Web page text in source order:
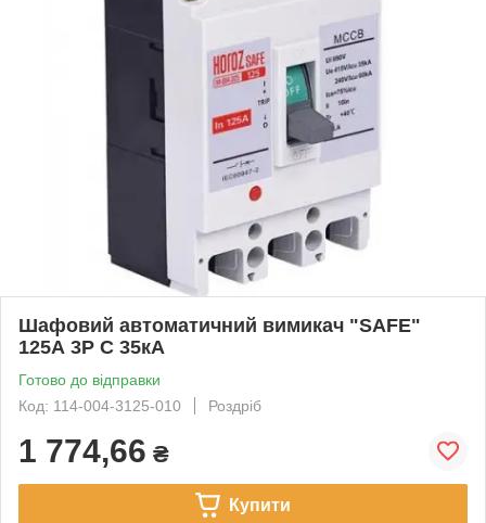
Шафовий автоматичний вимикач "SAFE"
125А 3P С 35кА
Готово до відправки
Код: 114-004-3125-010
Роздріб
1 774,66 ₴
Купити